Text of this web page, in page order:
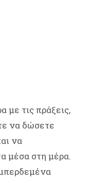
με τις πράξεις,
να δώσετε
να
μέσα στη μέρα.